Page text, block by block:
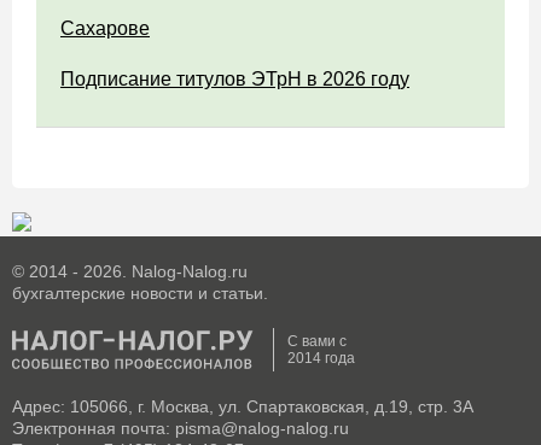
Сахарове
Подписание титулов ЭТрН в 2026 году
© 2014 - 2026. Nalog-Nalog.ru
бухгалтерские новости и статьи.
С вами с
2014 года
Адрес: 105066, г. Москва, ул. Спартаковская, д.19, стр. 3А
Электронная почта: pisma@nalog-nalog.ru